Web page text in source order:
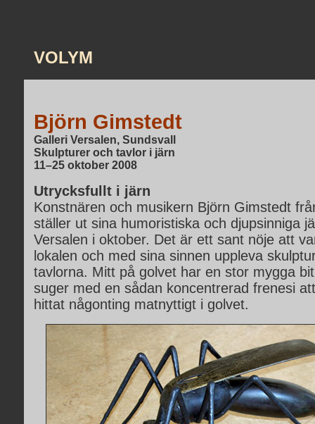
VOLYM
Björn Gimstedt
Galleri Versalen, Sundsvall
Skulpturer och tavlor i järn
11–25 oktober 2008
Utrycksfullt i järn
Konstnären och musikern Björn Gimstedt
ställer ut sina humoristiska och djupsinniga
Versalen i oktober. Det är ett sant nöje att
lokalen och med sina sinnen uppleva
tavlorna. Mitt på golvet har en stor mygga
suger med en sådan koncentrerad frenesi
hittat någonting matnyttigt i golvet.